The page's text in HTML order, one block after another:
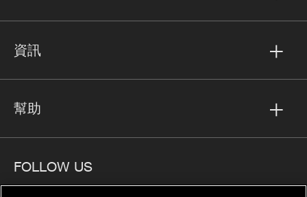
資訊
幫助
FOLLOW US